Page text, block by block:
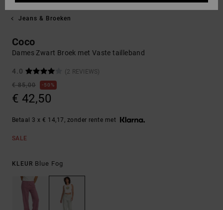
Jeans & Broeken
Coco
Dames Zwart Broek met Vaste tailleband
4.0
(2 REVIEWS)
€ 85,00
50%
€ 42,50
Betaal 3 x € 14,17, zonder rente met
SALE
KLEUR Blue Fog